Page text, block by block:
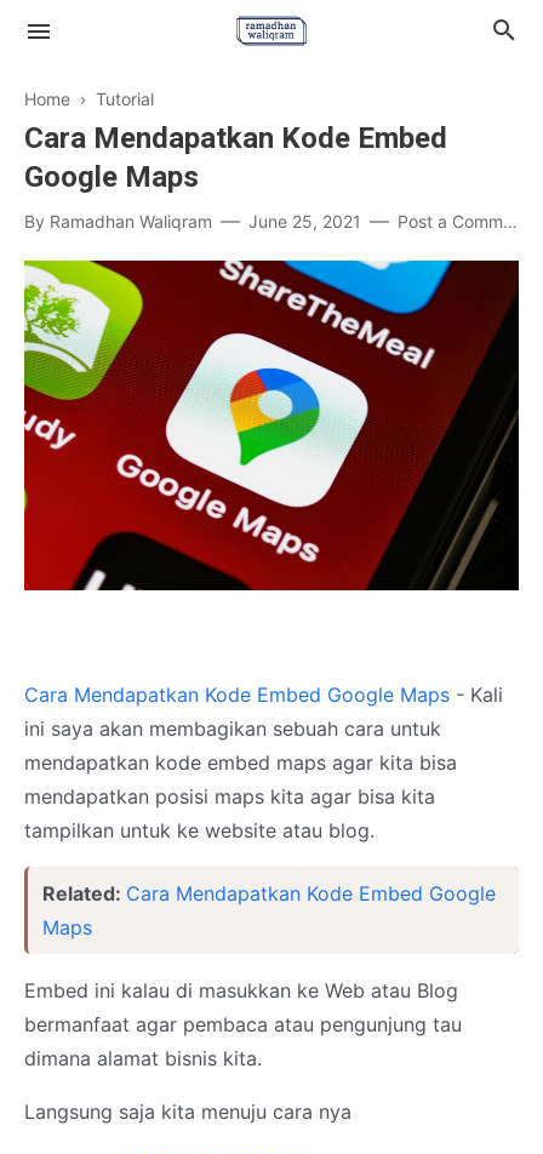
About
Contact
Home › Tutorial
Cara Mendapatkan Kode Embed
Google Maps
By Ramadhan Waliqram June 25, 2021 Post a Comment
Cara Mendapatkan Kode Embed Google Maps - Kali
ini saya akan membagikan sebuah cara untuk
mendapatkan kode embed maps agar kita bisa
mendapatkan posisi maps kita agar bisa kita
tampilkan untuk ke website atau blog.
Related: Cara Mendapatkan Kode Embed Google
Maps
Embed ini kalau di masukkan ke Web atau Blog
bermanfaat agar pembaca atau pengunjung tau
dimana alamat bisnis kita.
Langsung saja kita menuju cara nya